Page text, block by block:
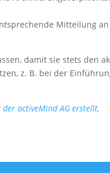
Mitteilung
damit sie stets den
z. B. bei der
activeMind AG erstellt.